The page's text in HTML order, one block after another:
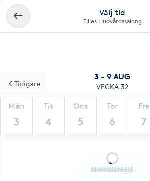
Välj tid
Ellies Hudvårdssalong
3 - 9 AUG
VECKA 32
Mån
3
Tis
4
Ons
5
Tor
6
Fre
7
Tidigare